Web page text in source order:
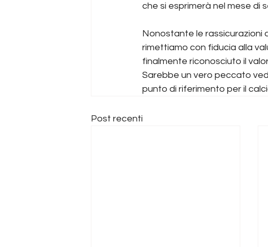
che si esprimerà nel mese di
Nonostante le rassicurazioni
rimettiamo con fiducia alla
finalmente riconosciuto il
Sarebbe un vero peccato
punto di riferimento per il
Post recenti